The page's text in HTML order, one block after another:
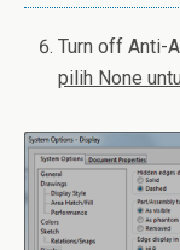
Turn off Anti-
pilih None